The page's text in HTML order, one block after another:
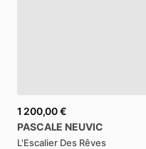
1 200,00 €
PASCALE NEUVIC
L'Escalier Des Rêves